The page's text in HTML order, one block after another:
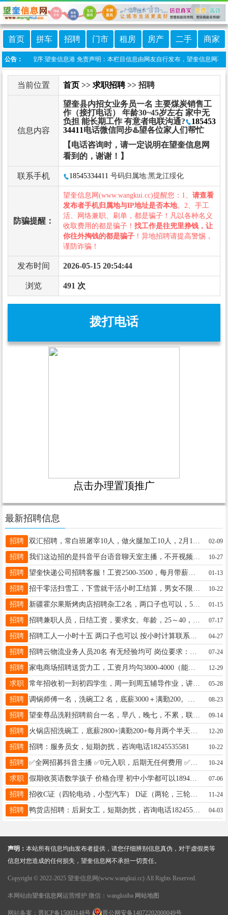
首页 拼车 招聘 门市 租房 房产 二手 商家
公告：
线微信小程序:望奎信息港 免责声明：本栏目信息由网友自行发布，望奎信息网不
当前位置 首页 >> 求职招聘>> 招聘
信息内容
望奎县内招女业务员一名 主要煤炭销售工
作（接打电话） 年龄30~45岁左右 家中无
负担 能长期工作 有意者电联沟通?
185453
34411电话微信同步♨️望各位家人们帮忙
【电话咨询时，请一定说明在望奎信息网
看到的，谢谢！】
联系手机 18545334411 号码归属地:黑龙江绥化
防骗提醒：
望奎信息网(www.wangkui.cc)提醒您：1、 请查看
发布者手机归属地与IP地址是否本地。2、手工
活、网络兼职、刷单，都是骗子！凡以各种名义
收取费用的都是骗子！ 找工作是往兜里挣钱，让
你往外掏钱的都是骗子 ！异地招聘请提高警惕，
谨防诈骗！
发布时间 2026-05-15 20:54:44
浏览 491 次
拨打电话
点击办理置顶推广
最新招聘信息
招聘 02-09
招聘 10-27
招聘 望奎快递公司招聘客服！工资2500-3500，每月带薪休两天。男女不限，高中毕业，20-35周岁（如有经验，无年龄限制)。咨询13258585867 01-13
招聘 10-22
招聘 新疆霍尔果斯烤肉店招聘杂工2名，两口子也可以，5000一个月，管吃住，男女不限，要求身体健康，满一年报销往返路费，年后上班也可以，现在来也可以，干好可以长工资联系电话1819699 01-15
招聘 07-17
招聘 04-27
招聘 07-24
招聘 家电商场招聘送货力工，工资月均勾3800-4000（能长期工作的）会开车有驾驶证优先15607677777 12-29
求职 常年招收初一到初四学生，周一到周五辅导作业，讲知识点刷题，背课。周六周日补数学物理化学英语。每个年级三到四名学生，也可一对一辅导。18746568796 05-28
招聘 08-23
招聘 09-14
招聘 12-20
招聘 招聘：服务员女，短期勿扰，咨询电话18245535581 10-22
招聘 ✅全网招募抖音主播 ✅0元入职，后期无任何费用 ✅三天养号，七天变现 ✅全国最牛运营帮扶 ✅宝妈。兼职，互联网创业素人小白首选 电话：18561263668 10-24
求职 假期收英语数学孩子 价格合理 初中小学都可以18945546339 07-06
招聘 招收C证（四轮电动，小型汽车） D证（两轮，三轮电动，燃油摩托） 另招收酒驾扣12分 过期没换证恢复考试等 咨询电话:13763763472（微信同步） 11-24
招聘 鸭货店招聘：后厨女工，短期勿扰，咨询电话18245535581 04-03
声明： 本站所有信息均由发布者提供，请您仔细辨别信息真伪，对于虚假类等
信息对您造成的任何损失，望奎信息网不承担一切责任。
Copyright © 2022-2025 望奎信息网(www.wangkui.cc) All Rights Reserved.
本网站由望奎信息网 运营维护 微信：wangkuiba 网站地图
网站备案： 晋ICP备15003148号 晋公网安备14072202000049号